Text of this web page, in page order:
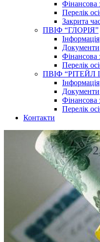
Фінансова
Перелік
Закрита
ПВІФ “ГЛОРІЯ”
Інформація
Документи
Фінансова
Перелік
ПВІФ “РІТЕЙЛ
Інформація
Документи
Фінансова
Перелік
Контакти